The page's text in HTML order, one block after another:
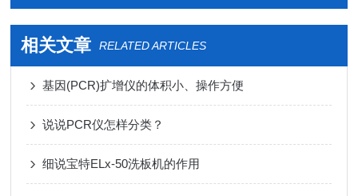
相关文章 RELATED ARTICLES
基因(PCR)扩增仪的体积小、操作方便
说说PCR仪怎样分类？
细说宝特ELx-50洗板机的作用